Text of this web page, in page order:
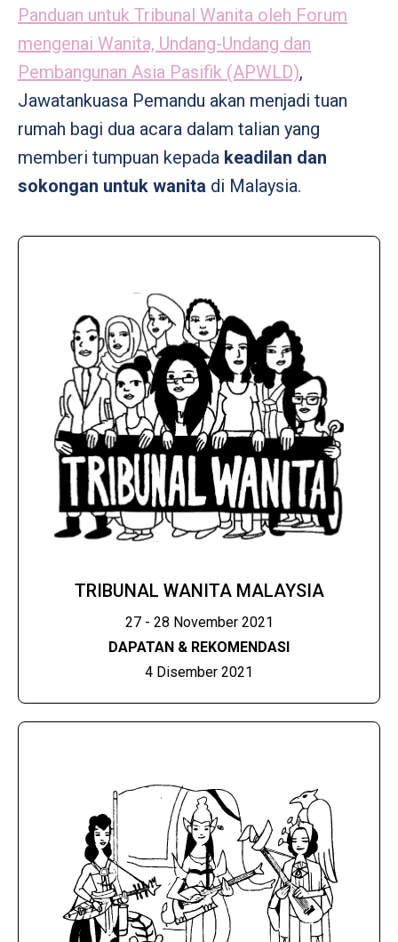
Panduan untuk Tribunal Wanita oleh Forum
mengenai Wanita, Undang-Undang dan
Pembangunan Asia Pasifik (APWLD),
Jawatankuasa Pemandu akan menjadi tuan
rumah bagi dua acara dalam talian yang
memberi tumpuan kepada keadilan dan
sokongan untuk wanita di Malaysia.
TRIBUNAL WANITA MALAYSIA
27 - 28 November 2021
DAPATAN & REKOMENDASI
4 Disember 2021